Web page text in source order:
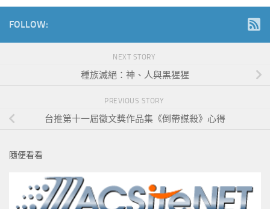
FOLLOW:
NEXT STORY
種族滅絕：神、人與黑猩猩
PREVIOUS STORY
台推第十一屆徵文獎作品集《倒帶謀殺》心得
隨便看看